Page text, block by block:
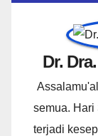
Dr.
semua. Hari
terjadi